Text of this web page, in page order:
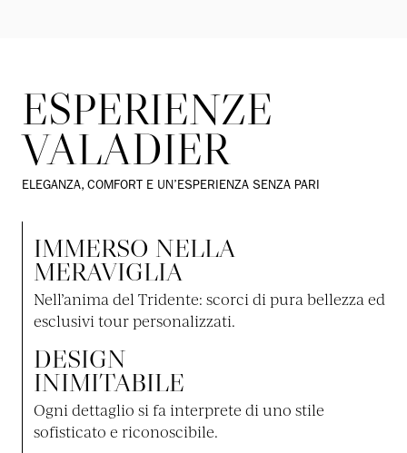
ESPERIENZE
VALADIER
ELEGANZA, COMFORT E UN’ESPERIENZA SENZA PARI
IMMERSO NELLA
MERAVIGLIA
Nell’anima del Tridente: scorci di pura bellezza ed
esclusivi tour personalizzati.
DESIGN
INIMITABILE
Ogni dettaglio si fa interprete di uno stile
sofisticato e riconoscibile.